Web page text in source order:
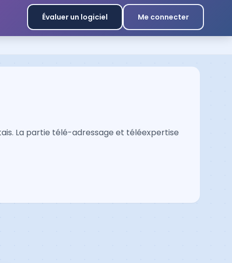
Évaluer un logiciel Me connecter
La partie télé-adressage et téléexpertise